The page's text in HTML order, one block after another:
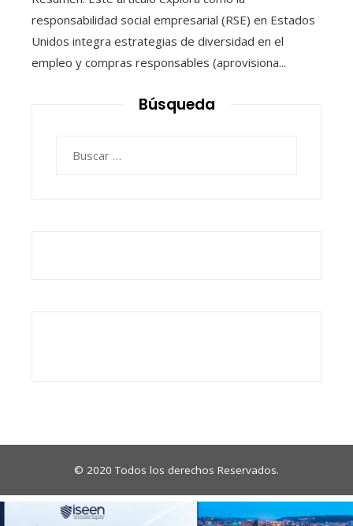
responsabilidad social empresarial (RSE) en Estados
Unidos integra estrategias de diversidad en el
empleo y compras responsables (aprovisiona...
Búsqueda
© 2020 Todos los derechos Reservados.